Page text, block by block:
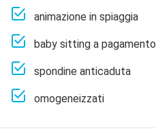
animazione in spiaggia
baby sitting a pagamento
spondine anticaduta
omogeneizzati